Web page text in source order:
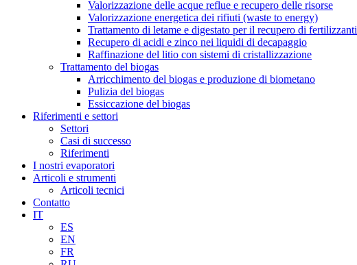
Valorizzazione delle acque reflue e recupero delle risorse
Valorizzazione energetica dei rifiuti (waste to energy)
Trattamento di letame e digestato per il recupero di fertilizzanti
Recupero di acidi e zinco nei liquidi di decapaggio
Raffinazione del litio con sistemi di cristallizzazione
Trattamento del biogas
Arricchimento del biogas e produzione di biometano
Pulizia del biogas
Essiccazione del biogas
Riferimenti e settori
Settori
Casi di successo
Riferimenti
I nostri evaporatori
Articoli e strumenti
Articoli tecnici
Contatto
IT
ES
EN
FR